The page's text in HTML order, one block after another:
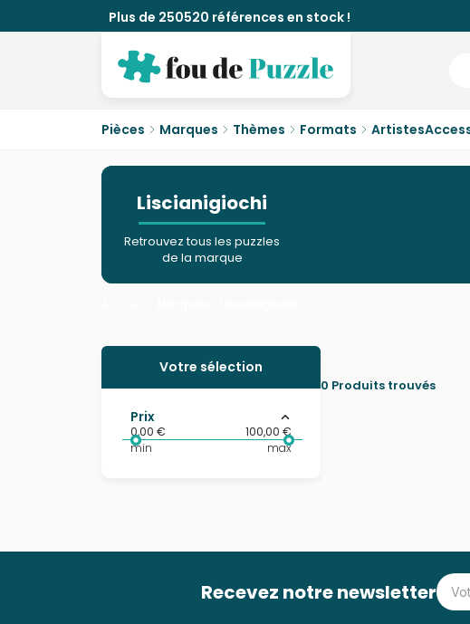
Plus de 250520 références en stock !
Pièces Marques Thèmes Formats Artistes
Liscianigiochi
Retrouvez tous les puzzles
de la marque
0 Produits trouvés
Votre sélection
Prix
0,00 €
100,00 €
min
max
Recevez notre newsletter